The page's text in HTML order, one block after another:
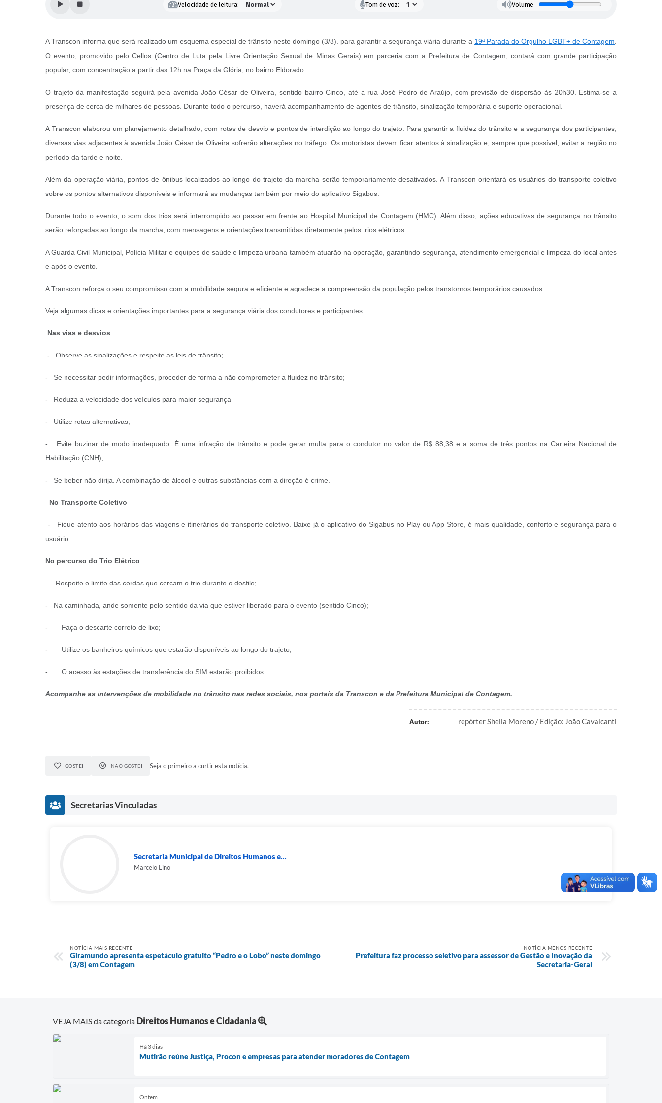
Velocidade de leitura: Tom de voz: Volume
A Transcon informa que será realizado um esquema especial de trânsito neste domingo (3/8). para garantir a segurança viária durante a 19ª Parada do Orgulho LGBT+ de Contagem
O evento, promovido pelo Cellos (Centro de Luta pela Livre Orientação Sexual de Minas Gerais) em parceria com a Prefeitura de Contagem, contará com grande participação
popular, com concentração a partir das 12h na Praça da Glória, no bairro Eldorado.
O trajeto da manifestação seguirá pela avenida João César de Oliveira, sentido bairro Cinco, até a rua José Pedro de Araújo, com previsão de dispersão às 20h30. Estima-se a
presença de cerca de milhares de pessoas. Durante todo o percurso, haverá acompanhamento de agentes de trânsito, sinalização temporária e suporte operacional.
A Transcon elaborou um planejamento detalhado, com rotas de desvio e pontos de interdição ao longo do trajeto. Para garantir a fluidez do trânsito e a segurança dos participantes,
diversas vias adjacentes à avenida João César de Oliveira sofrerão alterações no tráfego. Os motoristas devem ficar atentos à sinalização e, sempre que possível, evitar a região no
período da tarde e noite.
Além da operação viária, pontos de ônibus localizados ao longo do trajeto da marcha serão temporariamente desativados. A Transcon orientará os usuários do transporte coletivo
sobre os pontos alternativos disponíveis e informará as mudanças também por meio do aplicativo Sigabus.
Durante todo o evento, o som dos trios será interrompido ao passar em frente ao Hospital Municipal de Contagem (HMC). Além disso, ações educativas de segurança no trânsito
serão reforçadas ao longo da marcha, com mensagens e orientações transmitidas diretamente pelos trios elétricos.
A Guarda Civil Municipal, Polícia Militar e equipes de saúde e limpeza urbana também atuarão na operação, garantindo segurança, atendimento emergencial e limpeza do local antes
e após o evento.
A Transcon reforça o seu compromisso com a mobilidade segura e eficiente e agradece a compreensão da população pelos transtornos temporários causados.
Veja algumas dicas e orientações importantes para a segurança viária dos condutores e participantes
Nas vias e desvios
- Observe as sinalizações e respeite as leis de trânsito;
- Se necessitar pedir informações, proceder de forma a não comprometer a fluidez no trânsito;
- Reduza a velocidade dos veículos para maior segurança;
- Utilize rotas alternativas;
- Evite buzinar de modo inadequado. É uma infração de trânsito e pode gerar multa para o condutor no valor de R$ 88,38 e a soma de três pontos na Carteira Nacional de
Habilitação (CNH);
- Se beber não dirija. A combinação de álcool e outras substâncias com a direção é crime.
No Transporte Coletivo
- Fique atento aos horários das viagens e itinerários do transporte coletivo. Baixe já o aplicativo do Sigabus no Play ou App Store, é mais qualidade, conforto e segurança para o
usuário.
No percurso do Trio Elétrico
- Respeite o limite das cordas que cercam o trio durante o desfile;
- Na caminhada, ande somente pelo sentido da via que estiver liberado para o evento (sentido Cinco);
- Faça o descarte correto de lixo;
- Utilize os banheiros químicos que estarão disponíveis ao longo do trajeto;
- O acesso às estações de transferência do SIM estarão proibidos.
Acompanhe as intervenções de mobilidade no trânsito nas redes sociais, nos portais da Transcon e da Prefeitura Municipal de Contagem.
Autor: repórter Sheila Moreno / Edição: João Cavalcanti
GOSTEI NÃO GOSTEI Seja o primeiro a curtir esta notícia.
Secretarias Vinculadas
Secretaria Municipal de Direitos Humanos e...
Marcelo Lino
NOTÍCIA MAIS RECENTE
Giramundo apresenta espetáculo gratuito “Pedro e o Lobo” neste domingo
(3/8) em Contagem
NOTÍCIA MENOS RECENTE
Prefeitura faz processo seletivo para assessor de Gestão e Inovação da
Secretaria-Geral
VEJA MAIS da categoria Direitos Humanos e Cidadania
Há 3 dias
Mutirão reúne Justiça, Procon e empresas para atender moradores de Contagem
Ontem